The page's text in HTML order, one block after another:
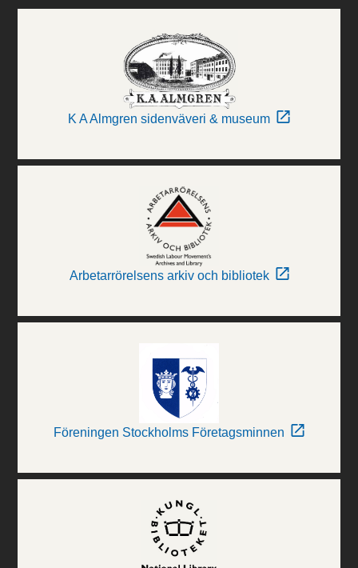
K A Almgren sidenväveri & museum
Arbetarrörelsens arkiv och bibliotek
Föreningen Stockholms Företagsminnen